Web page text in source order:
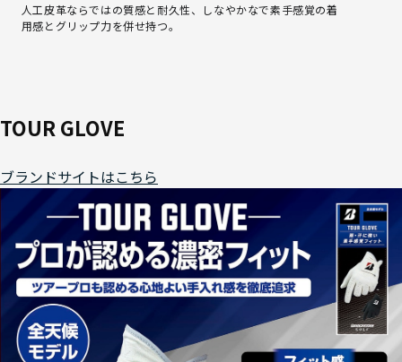
人工皮革ならではの質感と耐久性、しなやかなで素手感覚の着
用感とグリップ力を併せ持つ。
TOUR GLOVE
ブランドサイトはこちら